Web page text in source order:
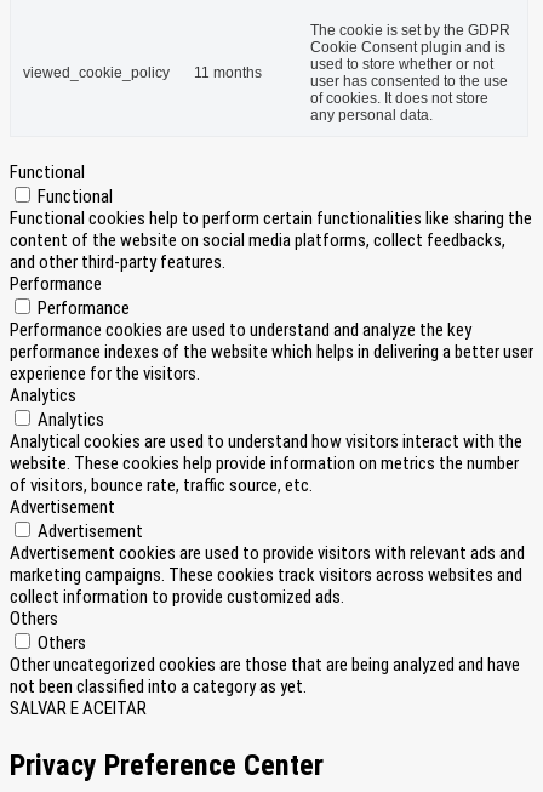
viewed_cookie_policy 11 months
The cookie is set by the GDPR
Cookie Consent plugin and is
used to store whether or not
user has consented to the use
of cookies. It does not store
any personal data.
Functional
Functional
Functional cookies help to perform certain functionalities like sharing the
content of the website on social media platforms, collect feedbacks,
and other third-party features.
Performance
Performance
Performance cookies are used to understand and analyze the key
performance indexes of the website which helps in delivering a better user
experience for the visitors.
Analytics
Analytics
Analytical cookies are used to understand how visitors interact with the
website. These cookies help provide information on metrics the number
of visitors, bounce rate, traffic source, etc.
Advertisement
Advertisement
Advertisement cookies are used to provide visitors with relevant ads and
marketing campaigns. These cookies track visitors across websites and
collect information to provide customized ads.
Others
Others
Other uncategorized cookies are those that are being analyzed and have
not been classified into a category as yet.
SALVAR E ACEITAR
Privacy Preference Center